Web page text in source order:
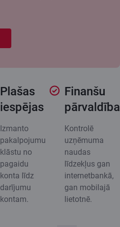
Plašas
iespējas
Izmanto
pakalpojumu
klāstu no
pagaidu
konta līdz
darījumu
kontam.
Finanšu
pārvaldība
Kontrolē
uzņēmuma
naudas
līdzekļus gan
internetbankā,
gan mobilajā
lietotnē.